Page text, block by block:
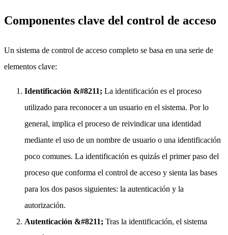
Componentes clave del control de acceso
Un sistema de control de acceso completo se basa en una serie de
elementos clave:
Identificación &#8211; La identificación es el proceso
utilizado para reconocer a un usuario en el sistema. Por lo
general, implica el proceso de reivindicar una identidad
mediante el uso de un nombre de usuario o una identificación
poco comunes. La identificación es quizás el primer paso del
proceso que conforma el control de acceso y sienta las bases
para los dos pasos siguientes: la autenticación y la
autorización.
Autenticación &#8211; Tras la identificación, el sistema